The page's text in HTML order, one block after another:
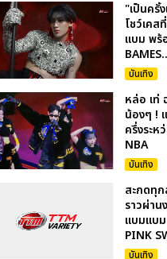
"เป็นครั้
โชว์เคส
แบม พร้
บันเทิง
หล่อ เท่
น้องๆ !
ครึ่งระห
NBA
บันเทิง
สะกดทุก
ราวผ่าน
แบมแบม
PINK
บันเทิง